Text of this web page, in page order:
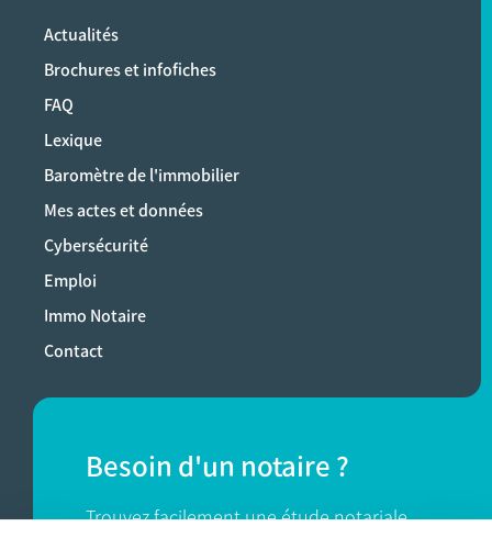
Actualités
Brochures et infofiches
FAQ
Lexique
Baromètre de l'immobilier
Mes actes et données
Cybersécurité
Emploi
Immo Notaire
Contact
Besoin d'un notaire ?
Trouvez facilement une étude notariale